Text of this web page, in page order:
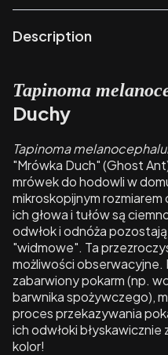
Description
Tapinoma
Duchy
Tapinoma
"Mrówka Duch" (Ghost
mrówek do hodowli w
mikroskopijnym
ich głowa i tułów są
odwłok i odnóża
"widmowe". Ta
możliwości obserwacyjne.
zabarwiony pokarm (np.
barwnika spożywczego),
proces przekazywania
ich odwłoki
kolor!